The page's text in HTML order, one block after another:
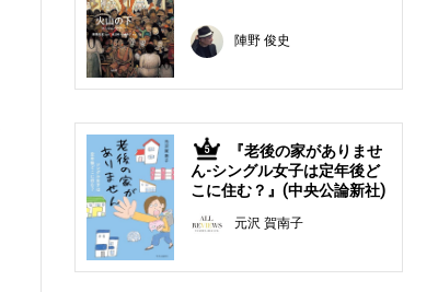
陣野 俊史
5
『老後の家がありませ
ん-シングル女子は定年後ど
こに住む？』(中央公論新社)
元沢 賀南子